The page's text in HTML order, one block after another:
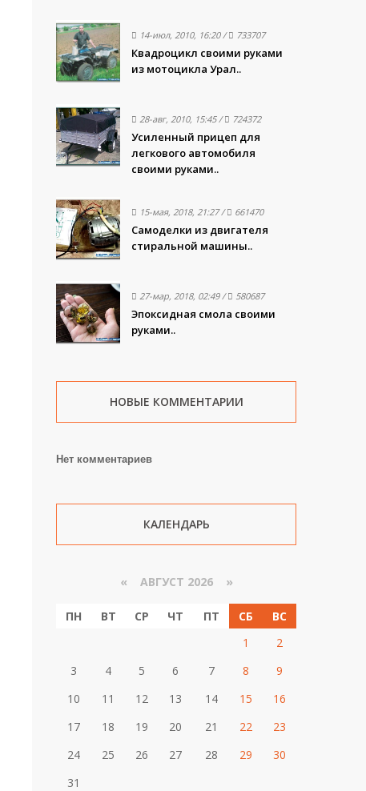
14-июл, 2010, 16:20/ 733707
Квадроцикл своими руками
из мотоцикла Урал..
28-авг, 2010, 15:45/ 724372
Усиленный прицеп для
легкового автомобиля
своими руками..
15-мая, 2018, 21:27/ 661470
Самоделки из двигателя
стиральной машины..
27-мар, 2018, 02:49/ 580687
Эпоксидная смола своими
руками..
НОВЫЕ КОММЕНТАРИИ
Нет комментариев
КАЛЕНДАРЬ
« АВГУСТ 2026 »
ПН ВТ СР ЧТ ПТ СБ
ВС
1
2
3
4 5 6 7 8
9
10
11 12 13 14 15
16
17
18 19 20 21 22
23
24
25 26 27 28 29
30
31